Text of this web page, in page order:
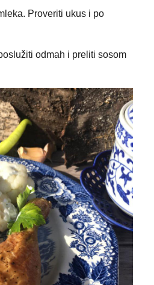
Proveriti ukus i po
odmah i preliti sosom